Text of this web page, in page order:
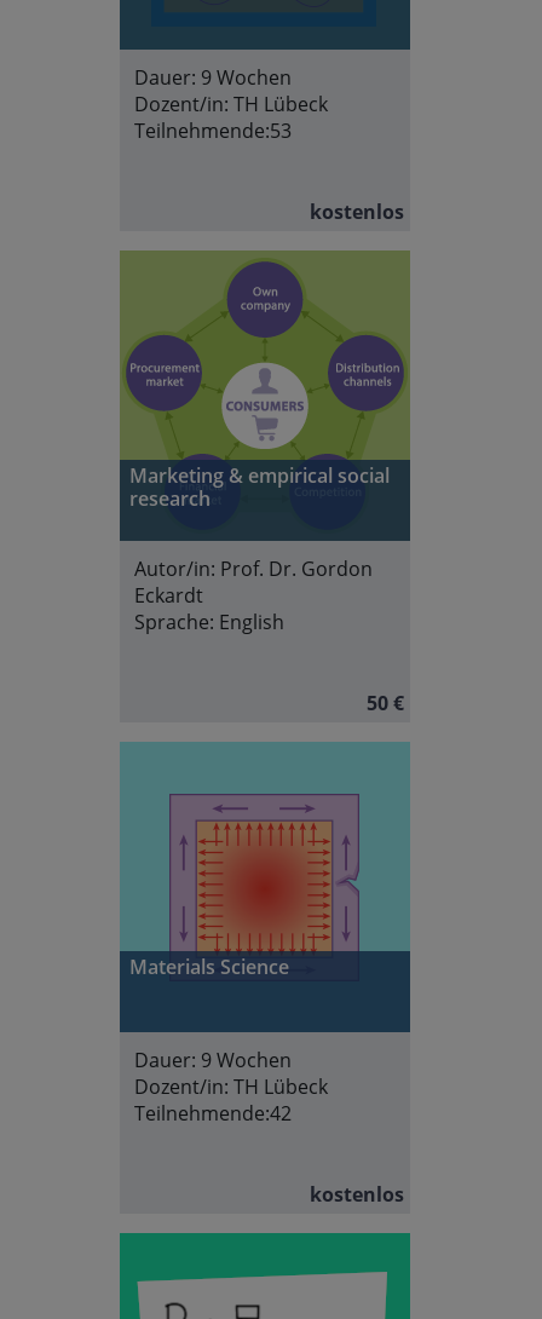
Dauer: 9 Wochen
Dozent/in: TH Lübeck
Teilnehmende:53
kostenlos
Marketing & empirical social
research
Autor/in: Prof. Dr. Gordon
Eckardt
Sprache: English
50 €
Materials Science
Dauer: 9 Wochen
Dozent/in: TH Lübeck
Teilnehmende:42
kostenlos